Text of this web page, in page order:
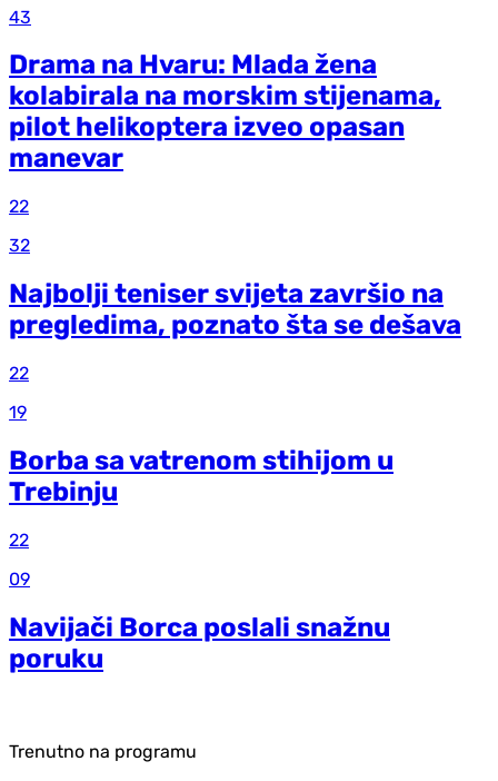
43
Drama na Hvaru: Mlada žena
kolabirala na morskim stijenama,
pilot helikoptera izveo opasan
manevar
22
32
Najbolji teniser svijeta završio na
pregledima, poznato šta se dešava
22
19
Borba sa vatrenom stihijom u
Trebinju
22
09
Navijači Borca poslali snažnu
poruku
Trenutno na programu